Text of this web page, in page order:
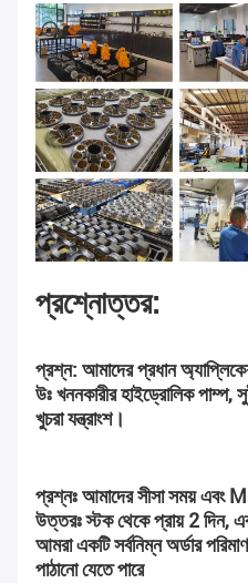
প্রশ্নোত্তর:
প্রশ্ন: আমাদের প্রধান
উঃ খননকারীর হাইড্রোলিক পাম্প,
খুচরা যন্ত্রাংশ।
প্রশ্নঃ আমাদের সীসা সময় এবং
উত্তরঃ স্টক থেকে প্রায় 2
আমরা একটি সর্বনিম্ন অর্ডার
পাঠানো যেতে পারে